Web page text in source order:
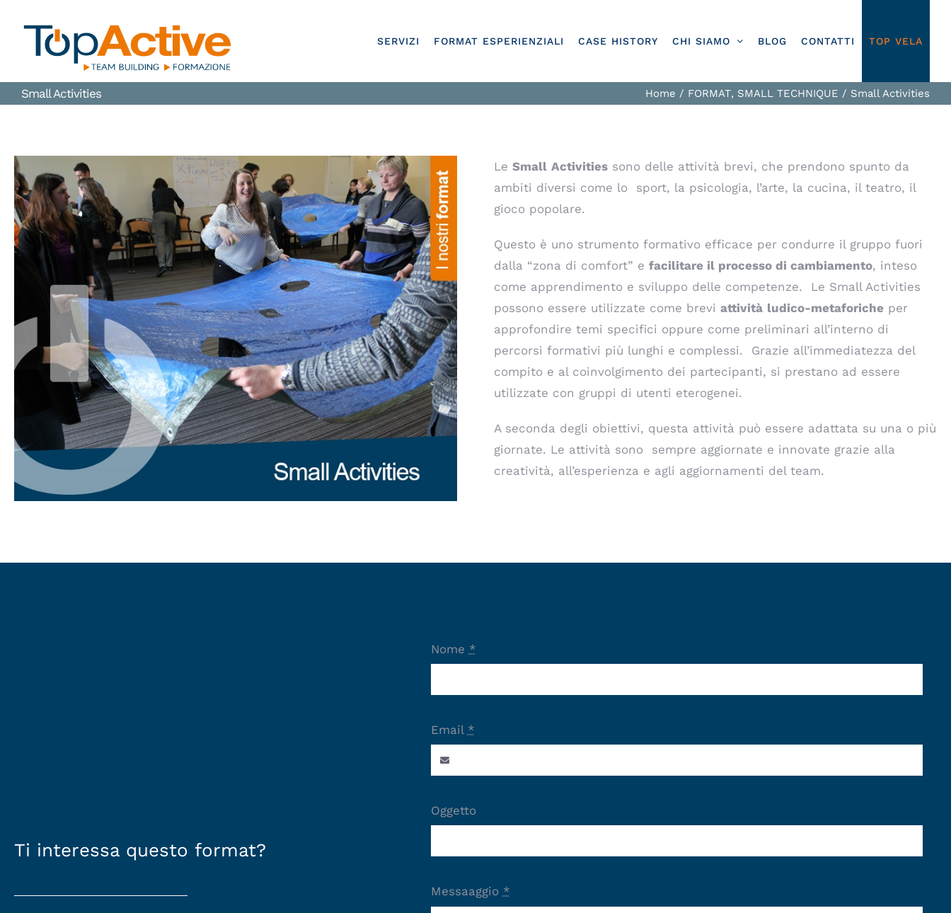
contenuto
SERVIZI FORMAT ESPERIENZIALI CASE HISTORY CHI SIAMO BLOG CONTATTI TOP VELA
Small Activities Home / FORMAT, SMALL TECHNIQUE / Small Activities
LeSmall Activities sono delle attività brevi, che prendono spunto da
ambiti diversi come lo sport, la psicologia, l’arte, la cucina, il teatro, il
gioco popolare.
Questo è uno strumento formativo efficace per condurre il gruppo fuori
dalla “zona di comfort” efacilitare il processo dicambiamento, inteso
come apprendimento e sviluppo delle competenze. Le Small Activities
possono essere utilizzate come breviattività ludico-metaforiche per
approfondire temi specifici oppure come preliminari all’interno di
percorsi formativi più lunghi e complessi. Grazie all’immediatezza del
compito e al coinvolgimento dei partecipanti, si prestano ad essere
utilizzate con gruppi di utenti eterogenei.
A seconda degli obiettivi, questa attività può essere adattata su una o più
giornate. Le attività sono sempre aggiornate e innovate grazie alla
creatività, all’esperienza e agli aggiornamenti del team.
Ti interessa questo format?
Nome *
Email *
Oggetto
Messaaggio *